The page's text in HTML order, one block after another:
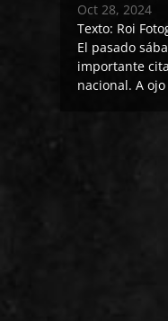
Oct 28, 2024
Texto: Roi
El pasado
importante
nacional. A